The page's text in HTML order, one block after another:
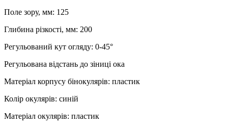
Поле зору, мм: 125
Глибина різкості, мм: 200
Регульований кут огляду: 0-45°
Регульована відстань до зіниці ока
Матеріал корпусу бінокулярів: пластик
Колір окулярів: синій
Матеріал окулярів: пластик